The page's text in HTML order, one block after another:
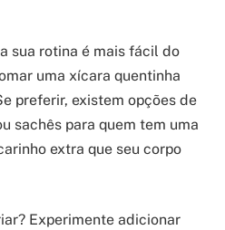
sua rotina é mais fácil do
uma xícara quentinha
preferir, existem opções de
sachês para quem tem uma
extra que seu corpo
Experimente adicionar